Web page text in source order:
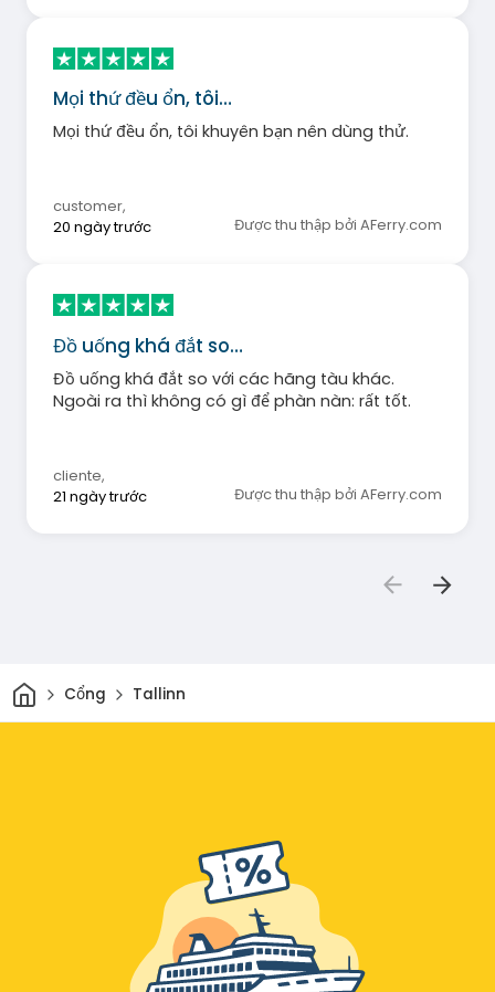
Mọi thứ đều ổn, tôi…
Mọi thứ đều ổn, tôi khuyên bạn nên dùng thử.
customer,
20 ngày trước
Được thu thập bởi AFerry.com
Đồ uống khá đắt so…
Đồ uống khá đắt so với các hãng tàu khác.
Ngoài ra thì không có gì để phàn nàn: rất tốt.
cliente,
21 ngày trước
Được thu thập bởi AFerry.com
Trang chủ
Cổng Tallinn